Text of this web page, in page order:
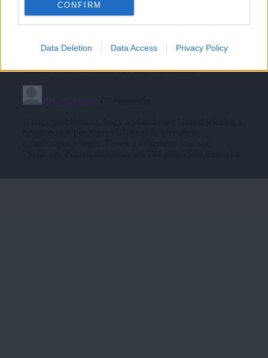
CONFIRM
Data Deletion Data Access Privacy Policy